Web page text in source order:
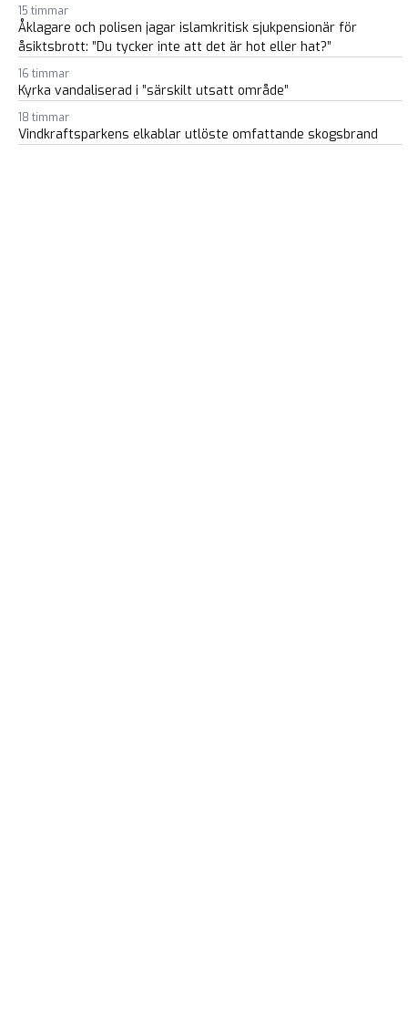
15 timmar
Åklagare och polisen jagar islamkritisk sjukpensionär för
åsiktsbrott: ”Du tycker inte att det är hot eller hat?”
16 timmar
Kyrka vandaliserad i ”särskilt utsatt område”
18 timmar
Vindkraftsparkens elkablar utlöste omfattande skogsbrand